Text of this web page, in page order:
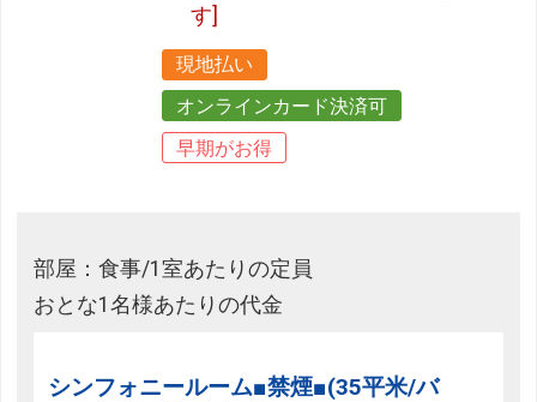
す]
現地払い
オンラインカード決済可
早期がお得
部屋：食事/1室あたりの定員
おとな1名様あたりの代金
シンフォニールーム■禁煙■(35平米/バ